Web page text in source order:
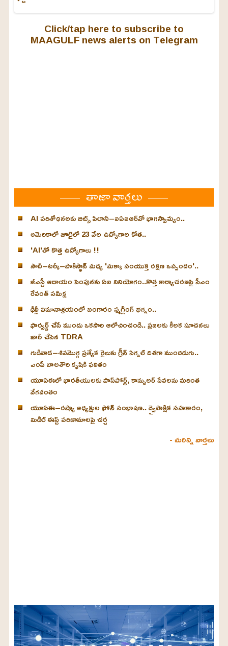
Click/tap here to subscribe to
MAAGULF news alerts on Telegram
తాజా వార్తలు
AI పరిశోధనలకు బిట్స్ పిలానీ–ఐఏఐఆర్‌వో భాగస్వామ్యం..
అమెరికాలో జూలైలో 23 వేల ఉద్యోగాల కోత..
'AI'తో కొత్త ఉద్యోగాలు !!
సౌదీ–టర్కీ–పాకిస్థాన్ మధ్య 'మక్కా సంయుక్త రక్షణ ఒప్పందం'..
జీఎస్టీ ఆదాయం పెంపునకు ఏఐ వినియోగం..కొత్త కార్యాచరణపై సీఎం
రేవంత్ సమీక్ష
ఢిల్లీ విమానాశ్రయంలో బంగారం స్మగ్లింగ్ భగ్నం..
ఫార్వర్డ్ చేసే ముందు ఒకసారి ఆలోచించండి.. ప్రజలకు కీలక సూచనలు
జారీ చేసిన TDRA
గుడివాడ–శివమొగ్గ ప్రత్యేక రైలుకు గ్రీన్ సిగ్నల్ దిశగా ముందడుగు..
ఎంపీ బాలశౌరి కృషికి ఫలితం
యూఏఈలో భారతీయులకు పాస్‌పోర్ట్, కాన్సులర్ సేవలను మరింత
వేగవంతం
యూఏఈ–రష్యా అధ్యక్షుల ఫోన్ సంభాషణ.. ద్వైపాక్షిక సహకారం,
మిడిల్ ఈస్ట్ పరిణామాలపై చర్చ
- మరిన్ని వార్తలు